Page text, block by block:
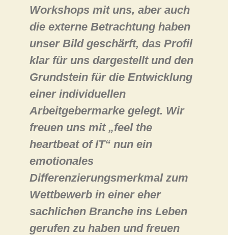
Workshops mit uns, aber auch
die externe Betrachtung haben
unser Bild geschärft, das Profil
klar für uns dargestellt und den
Grundstein für die Entwicklung
einer individuellen
Arbeitgebermarke gelegt. Wir
freuen uns mit „feel the
heartbeat of IT“ nun ein
emotionales
Differenzierungsmerkmal zum
Wettbewerb in einer eher
sachlichen Branche ins Leben
gerufen zu haben und freuen